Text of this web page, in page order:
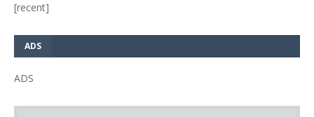
[recent]
ADS
ADS